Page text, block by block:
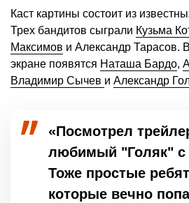
Каст картины состоит из
Трех бандитов сыграли Кузьма
Максимов и Александр Тарасов.
экране появятся Наташа Бардо,
Владимир Сычев и Александр
«Посмотрел
любимый "Голяк" с
Тоже простые
которые вечно